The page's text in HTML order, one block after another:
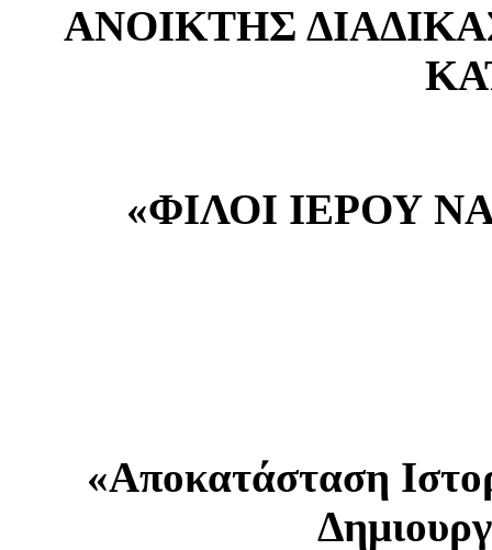
ΑΝΟΙΚΤΗΣ
«ΦΙΛΟΙ ΙΕΡΟΥ
«Αποκατάσταση